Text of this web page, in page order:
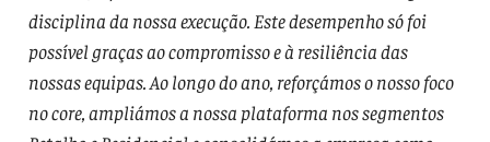
disciplina da nossa execução. Este desempenho só foi
possível graças ao compromisso e à resiliência das
nossas equipas. Ao longo do ano, reforçámos o nosso foco
no core, ampliámos a nossa plataforma nos segmentos